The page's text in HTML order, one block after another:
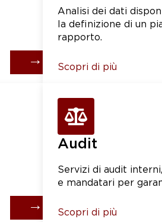
→
Analisi dei dati
la definizione di un
rapporto.
Scopri di più
→
Audit
Servizi di audit
e mandatari per
Scopri di più